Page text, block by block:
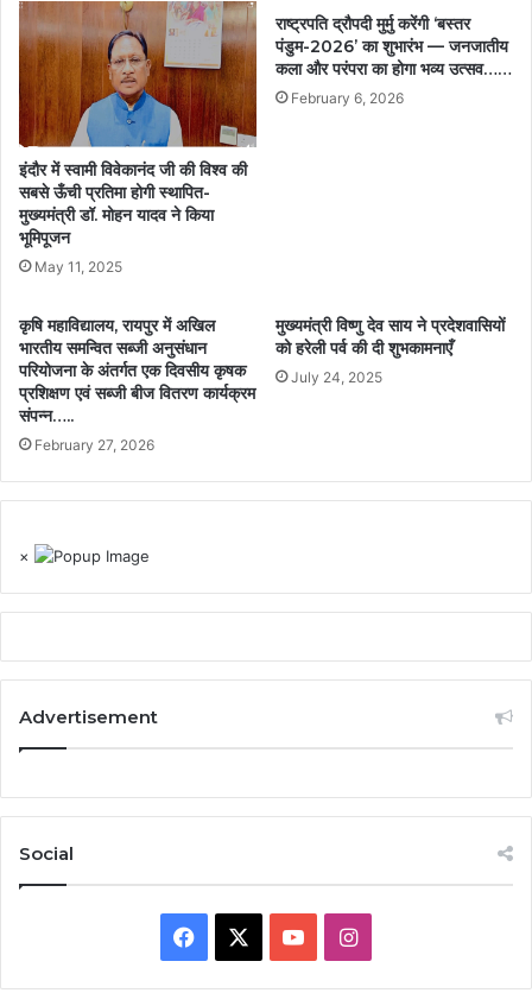
इंदौर में स्वामी विवेकानंद जी की विश्व की
सबसे ऊँची प्रतिमा होगी स्थापित-
मुख्यमंत्री डॉ. मोहन यादव ने किया
भूमिपूजन
May 11, 2025
राष्ट्रपति द्रौपदी मुर्मु करेंगी ‘बस्तर
पंडुम-2026’ का शुभारंभ — जनजातीय
कला और परंपरा का होगा भव्य उत्सव……
February 6, 2026
कृषि महाविद्यालय, रायपुर में अखिल
भारतीय समन्वित सब्जी अनुसंधान
परियोजना के अंतर्गत एक दिवसीय कृषक
प्रशिक्षण एवं सब्जी बीज वितरण कार्यक्रम
संपन्न…..
February 27, 2026
मुख्यमंत्री विष्णु देव साय ने प्रदेशवासियों
को हरेली पर्व की दी शुभकामनाएँ
July 24, 2025
×
Advertisement
Social
Facebook YouTubeInstagram